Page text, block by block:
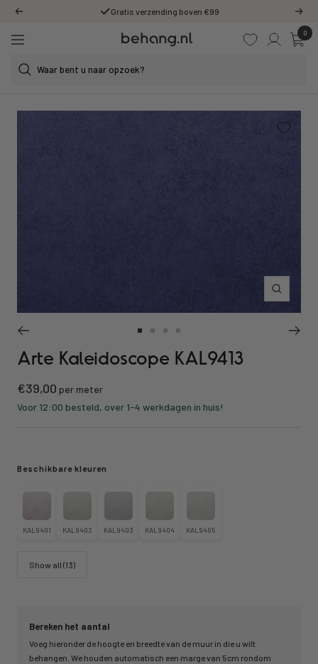
naar
content
Vorige Gratis verzending boven €99
0
Behang.nl
Navigatie
Inzoomen
naar
slide
naar
slide
naarnaar
Arte Kaleidoscope KAL9413
Kortings
prijs
€39,00 per meter
Voor 12:00 besteld, over 1-4 werkdagen in huis!
Bereken het aantal
Voeg hieronder de hoogte en breedte van de muur in die u wilt
behangen. We houden automatisch een marge van 5cm rondom
Beschikbare kleuren
KAL9401 KAL9402 KAL9403 KAL9404 KAL9405
Show all (13)